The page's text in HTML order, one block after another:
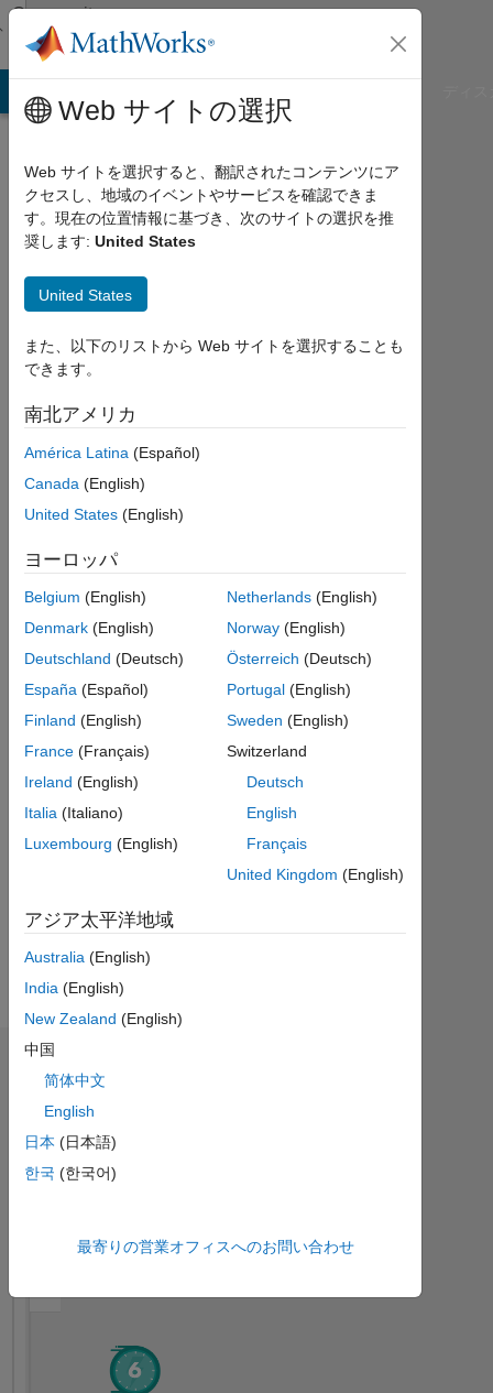
コンテンツへスキップ
Community
Profile
Elad
Kivelevitch
MathWorks
Last
11日
2018
年
ク
テ
ィ
Followers:
Following:
メ
ッ
ー
Elad
Kivelevitch's
バ
ッ
MATLABす
Web サイトの選択
Web サイトを選択すると、翻訳されたコンテンツにア
クセスし、地域のイベントやサービスを確認できま
す。現在の位置情報に基づき、次のサイトの選択を推
奨します: United States
United States
また、以下のリストから Web サイトを選択することも
できます。
南北アメリカ
América Latina (Español)
Canada (English)
United States (English)
ヨーロッパ
Belgium (English)
Denmark (English)
Deutschland (Deutsch)
España (Español)
Finland (English)
France (Français)
Ireland (English)
Italia (Italiano)
Luxembourg (English)
Netherlands (English)
Norway (English)
Österreich (Deutsch)
Portugal (English)
Sweden (English)
Switzerland
Deutsch
English
Français
United Kingdom (English)
アジア太平洋地域
Australia (English)
India (English)
New Zealand (English)
中国
简体中文
English
日本 (日本語)
한국 (한국어)
最寄りの営業オフィスへのお問い合わせ